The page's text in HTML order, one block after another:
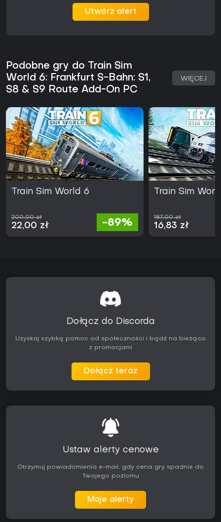
Utwórz alert
Podobne gry do Train Sim
World 6: Frankfurt S-Bahn: S1,
S8 & S9 Route Add-On PC
WIĘCEJ
Train Sim World 6
200,00 zł
22,00 zł -89%
Train Sim
187,00 zł
16,83 zł
Dołącz do Discorda
Uzyskaj szybką pomoc od społeczności i bądź na bieżąco
z promocjami
Dołącz teraz
Ustaw alerty cenowe
Otrzymuj powiadomienia e-mail, gdy cena gry spadnie do
Twojego poziomu
Moje alerty